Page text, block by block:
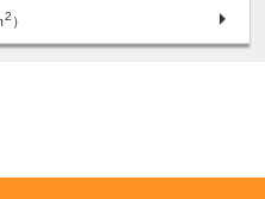
2 ）